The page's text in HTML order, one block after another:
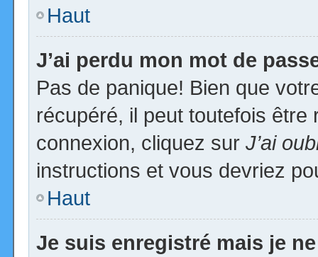
Haut
J’ai perdu mon mot de
Pas de panique! Bien que
récupéré, il peut toutefois
connexion, cliquez sur J’ai
instructions et vous devriez
Haut
Je suis enregistré mais je